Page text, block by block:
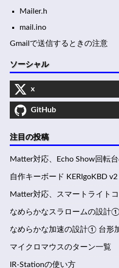
Mailer.h
mail.ino
Gmailで送信するときの注意
ソーシャル
x
GitHub
注目の投稿
Matter対応、Echo Show回転
自作キーボード KERIgoKBD
Matter対応、スマートライト
なめらかなスラロームの設計
なめらかな加速の設計① 台形
マイクロマウスのターン一覧
IR-Stationの使い方